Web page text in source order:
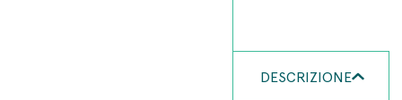
DESCRIZIONE